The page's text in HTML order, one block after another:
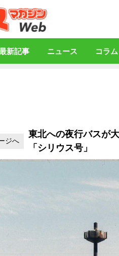
新記事 ニュース コラ
ジへ
東北への夜行バスが
「シリウス号」